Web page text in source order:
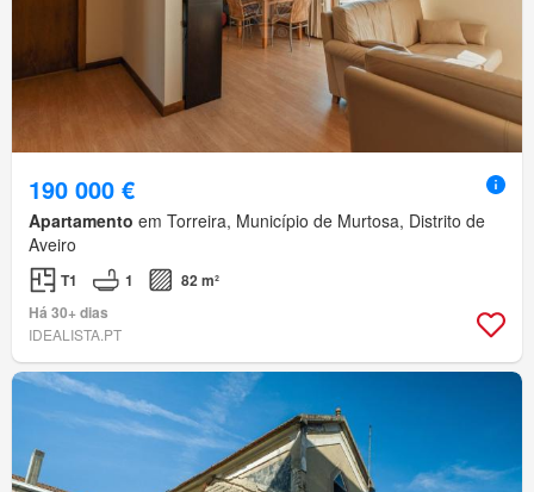
190 000 €
Apartamento em Torreira, Município de Murtosa, Distrito de
Aveiro
T1 1
82 m²
Há 30+ dias
IDEALISTA.PT